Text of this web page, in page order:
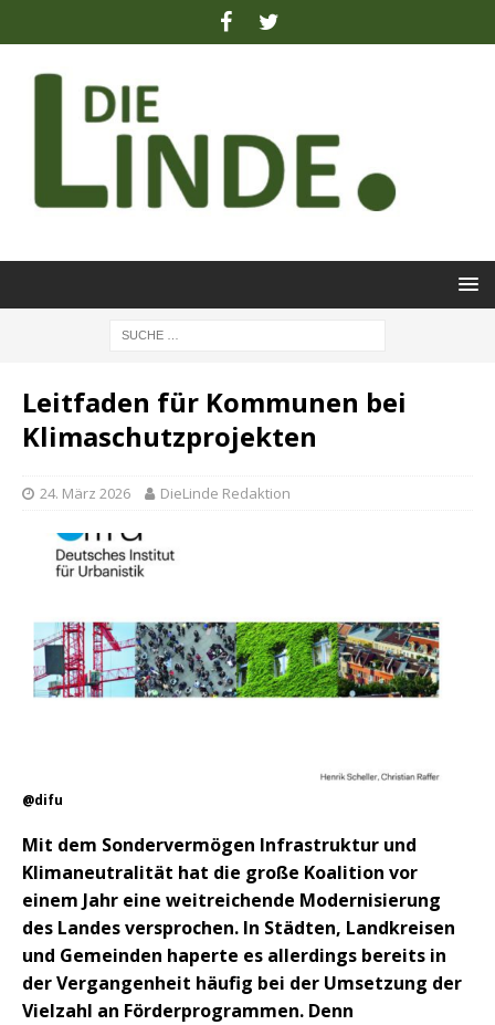
Leitfaden für Kommunen bei
Klimaschutzprojekten
24. März 2026 DieLinde Redaktion
@difu
Mit dem Sondervermögen Infrastruktur und
Klimaneutralität hat die große Koalition vor
einem Jahr eine weitreichende Modernisierung
des Landes versprochen. In Städten, Landkreisen
und Gemeinden haperte es allerdings bereits in
der Vergangenheit häufig bei der Umsetzung der
Vielzahl an Förderprogrammen. Denn